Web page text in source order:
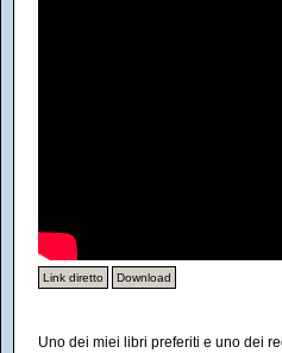
Link diretto Download
Uno dei miei libri preferiti e uno dei